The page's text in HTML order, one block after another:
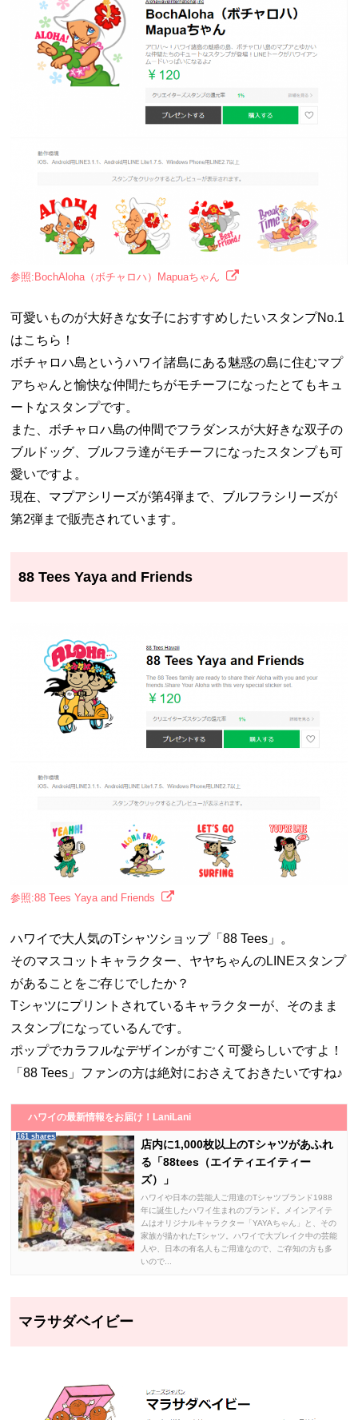
参照:BochAloha（ボチャロハ）Mapuaちゃん
可愛いものが大好きな女子におすすめしたいスタンプNo.1
はこちら！
ボチャロハ島というハワイ諸島にある魅惑の島に住むマプ
アちゃんと愉快な仲間たちがモチーフになったとてもキュ
ートなスタンプです。
また、ボチャロハ島の仲間でフラダンスが大好きな双子の
ブルドッグ、ブルフラ達がモチーフになったスタンプも可
愛いですよ。
現在、マプアシリーズが第4弾まで、ブルフラシリーズが
第2弾まで販売されています。
88 Tees Yaya and Friends
参照:88 Tees Yaya and Friends
ハワイで大人気のTシャツショップ「88 Tees」。
そのマスコットキャラクター、ヤヤちゃんのLINEスタンプ
があることをご存じでしたか？
Tシャツにプリントされているキャラクターが、そのまま
スタンプになっているんです。
ポップでカラフルなデザインがすごく可愛らしいですよ！
「88 Tees」ファンの方は絶対におさえておきたいですね♪
ハワイの最新情報をお届け！LaniLani
161 shares
店内に1,000枚以上のTシャツがあふれ
る「88tees（エイティエイティー
ズ）」
ハワイや日本の芸能人ご用達のTシャツブランド1988
年に誕生したハワイ生まれのブランド。メインアイテ
ムはオリジナルキャラクター「YAYAちゃん」と、その
家族が描かれたTシャツ。ハワイで大ブレイク中の芸能
人や、日本の有名人もご用達なので、ご存知の方も多
いので...
マラサダベイビー